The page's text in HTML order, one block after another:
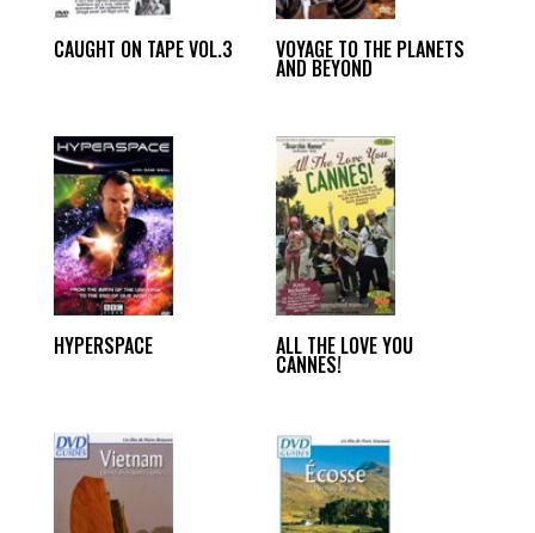
CAUGHT ON TAPE VOL.3 VOYAGE TO THE PLANETS
AND BEYOND
HYPERSPACE ALL THE LOVE YOU
CANNES!